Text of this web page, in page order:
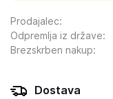
Prodajalec:
Odpremlja iz države:
Brezskrben nakup:
Dostava